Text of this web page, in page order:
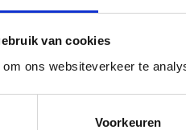
van cookies
ons websiteverkeer te
Voorkeuren
voor de verschillende
leerkracht Hanny Ebbers
aan de slag te gaan: